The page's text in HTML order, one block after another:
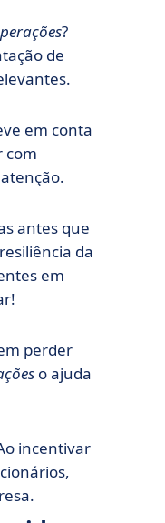
?
de
em conta
com
antes que
da
em
perder
o ajuda
incentivar